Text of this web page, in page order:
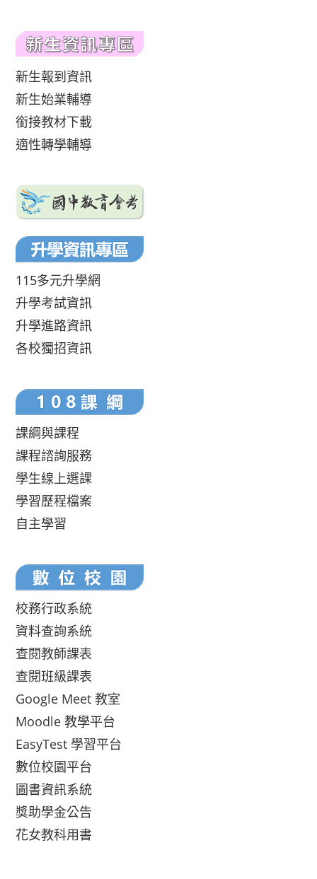
新生報到資訊
新生始業輔導
銜接教材下載
適性轉學輔導
115多元升學網
升學考試資訊
升學進路資訊
各校獨招資訊
課綱與課程
課程諮詢服務
學生線上選課
學習歷程檔案
自主學習
校務行政系統
資料查詢系統
查閱教師課表
查閱班級課表
Google Meet 教室
Moodle 教學平台
EasyTest 學習平台
數位校園平台
圖書資訊系統
獎助學金公告
花女教科用書